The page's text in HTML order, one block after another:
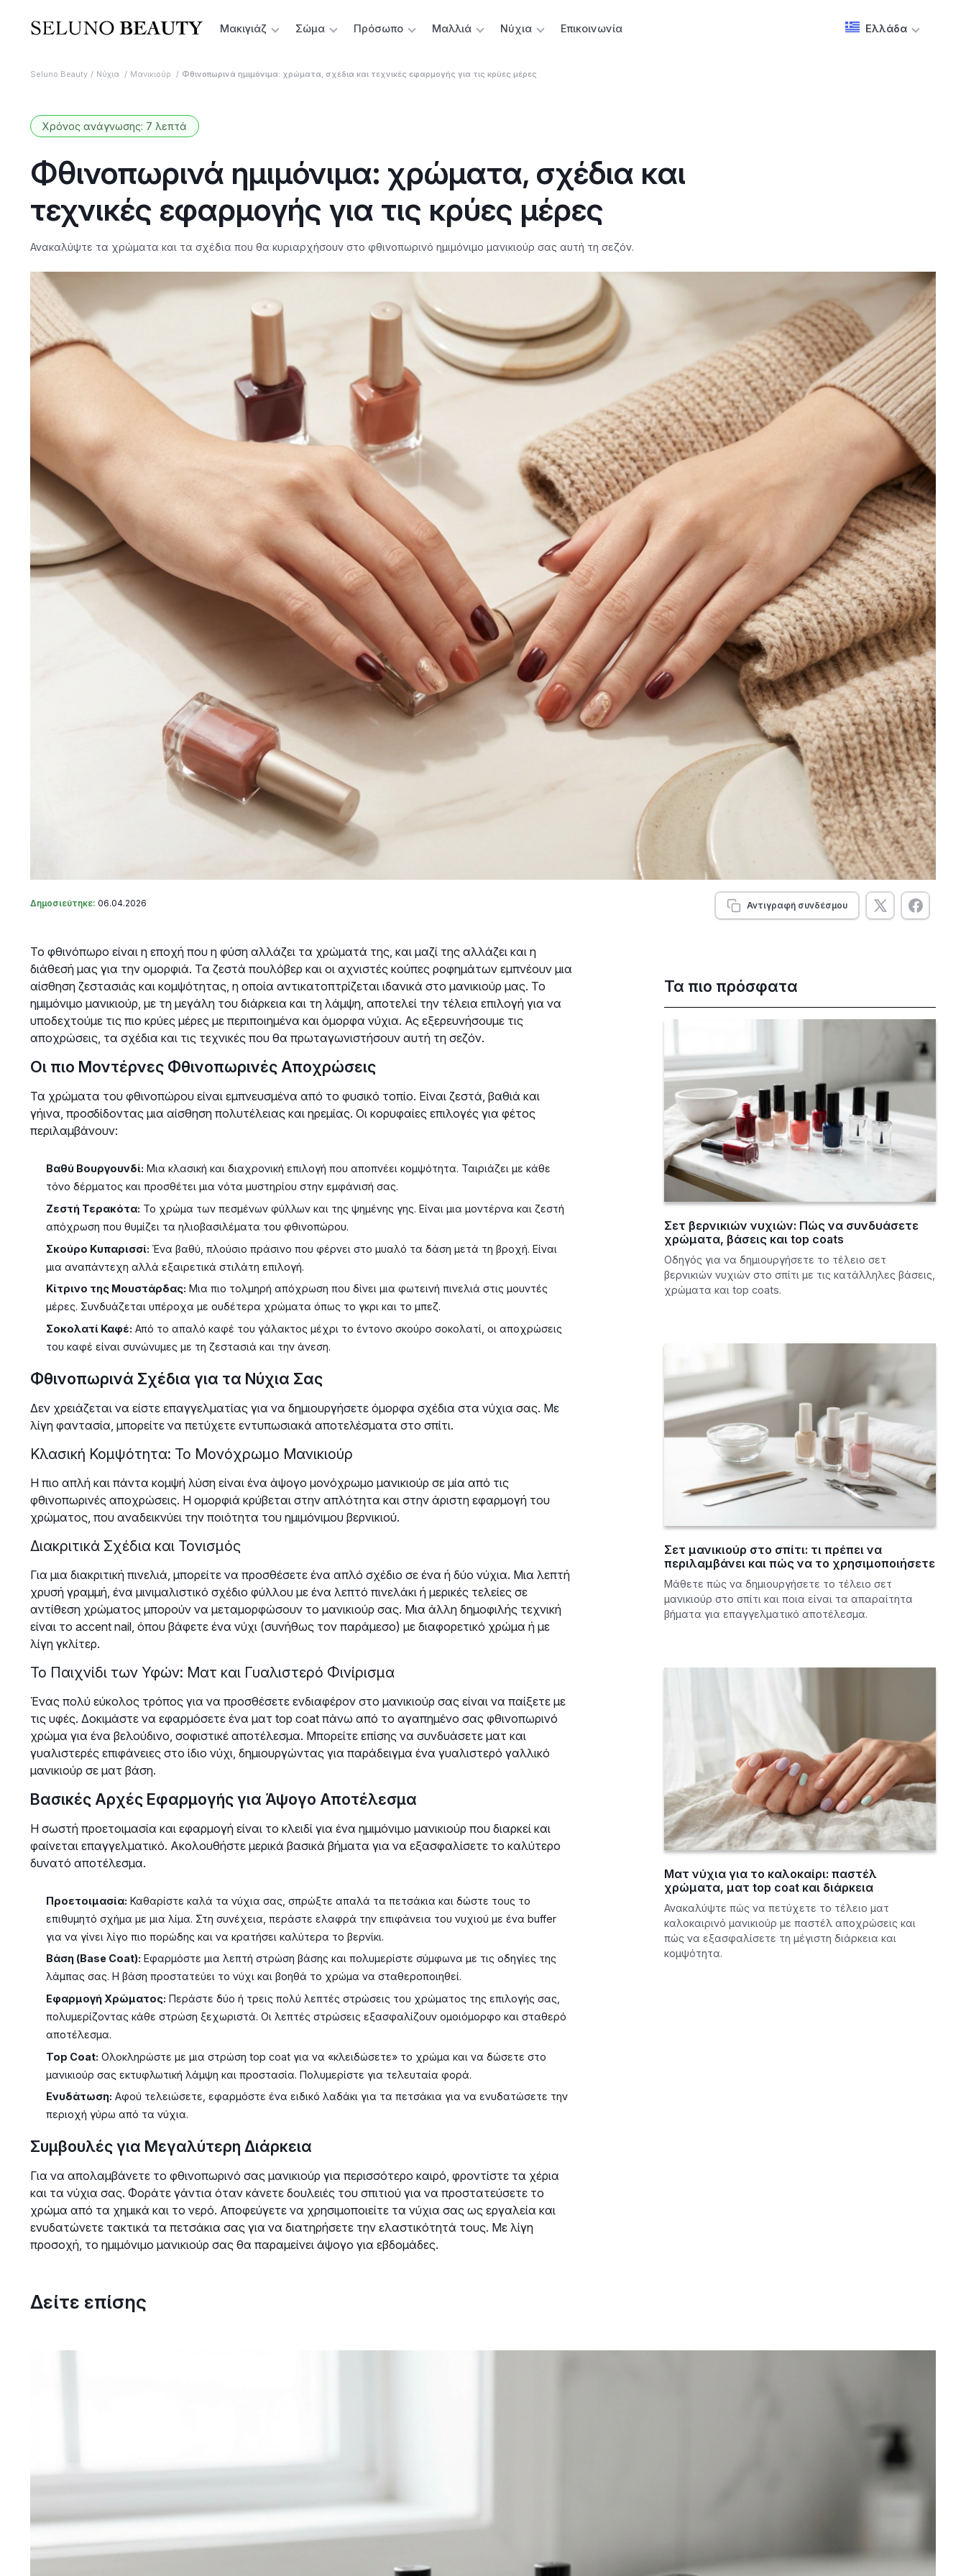
Μακιγιάζ Σώμα Πρόσωπο Μαλλιά Νύχια Επικοινωνία Ελλάδα
Seluno Beauty Νύχια Μανικιούρ Φθινοπωρινά ημιμόνιμα: χρώματα, σχέδια και τεχνικές εφαρμογής για τις κρύες μέρες
Χρόνος ανάγνωσης: 7 λεπτά
Φθινοπωρινά ημιμόνιμα: χρώματα, σχέδια και
τεχνικές εφαρμογής για τις κρύες μέρες
Ανακαλύψτε τα χρώματα και τα σχέδια που θα κυριαρχήσουν στο φθινοπωρινό ημιμόνιμο μανικιούρ σας αυτή τη σεζόν.
Δημοσιεύτηκε: 06.04.2026 Αντιγραφή συνδέσμου
Το φθινόπωρο είναι η εποχή που η φύση αλλάζει τα χρώματά της, και μαζί της αλλάζει και η
διάθεσή μας για την ομορφιά. Τα ζεστά πουλόβερ και οι αχνιστές κούπες ροφημάτων εμπνέουν μια
αίσθηση ζεστασιάς και κομψότητας, η οποία αντικατοπτρίζεται ιδανικά στο μανικιούρ μας. Το
ημιμόνιμο μανικιούρ, με τη μεγάλη του διάρκεια και τη λάμψη, αποτελεί την τέλεια επιλογή για να
υποδεχτούμε τις πιο κρύες μέρες με περιποιημένα και όμορφα νύχια. Ας εξερευνήσουμε τις
αποχρώσεις, τα σχέδια και τις τεχνικές που θα πρωταγωνιστήσουν αυτή τη σεζόν.
Οι πιο Μοντέρνες Φθινοπωρινές Αποχρώσεις
Τα χρώματα του φθινοπώρου είναι εμπνευσμένα από το φυσικό τοπίο. Είναι ζεστά, βαθιά και
γήινα, προσδίδοντας μια αίσθηση πολυτέλειας και ηρεμίας. Οι κορυφαίες επιλογές για φέτος
περιλαμβάνουν:
Βαθύ Βουργουνδί: Μια κλασική και διαχρονική επιλογή που αποπνέει κομψότητα. Ταιριάζει με κάθε
τόνο δέρματος και προσθέτει μια νότα μυστηρίου στην εμφάνισή σας.
Ζεστή Τερακότα: Το χρώμα των πεσμένων φύλλων και της ψημένης γης. Είναι μια μοντέρνα και ζεστή
απόχρωση που θυμίζει τα ηλιοβασιλέματα του φθινοπώρου.
Σκούρο Κυπαρισσί: Ένα βαθύ, πλούσιο πράσινο που φέρνει στο μυαλό τα δάση μετά τη βροχή. Είναι
μια αναπάντεχη αλλά εξαιρετικά στιλάτη επιλογή.
Κίτρινο της Μουστάρδας: Μια πιο τολμηρή απόχρωση που δίνει μια φωτεινή πινελιά στις μουντές
μέρες. Συνδυάζεται υπέροχα με ουδέτερα χρώματα όπως το γκρι και το μπεζ.
Σοκολατί Καφέ: Από το απαλό καφέ του γάλακτος μέχρι το έντονο σκούρο σοκολατί, οι αποχρώσεις
του καφέ είναι συνώνυμες με τη ζεστασιά και την άνεση.
Φθινοπωρινά Σχέδια για τα Νύχια Σας
Δεν χρειάζεται να είστε επαγγελματίας για να δημιουργήσετε όμορφα σχέδια στα νύχια σας. Με
λίγη φαντασία, μπορείτε να πετύχετε εντυπωσιακά αποτελέσματα στο σπίτι.
Κλασική Κομψότητα: Το Μονόχρωμο Μανικιούρ
Η πιο απλή και πάντα κομψή λύση είναι ένα άψογο μονόχρωμο μανικιούρ σε μία από τις
φθινοπωρινές αποχρώσεις. Η ομορφιά κρύβεται στην απλότητα και στην άριστη εφαρμογή του
χρώματος, που αναδεικνύει την ποιότητα του ημιμόνιμου βερνικιού.
Διακριτικά Σχέδια και Τονισμός
Για μια διακριτική πινελιά, μπορείτε να προσθέσετε ένα απλό σχέδιο σε ένα ή δύο νύχια. Μια λεπτή
χρυσή γραμμή, ένα μινιμαλιστικό σχέδιο φύλλου με ένα λεπτό πινελάκι ή μερικές τελείες σε
αντίθεση χρώματος μπορούν να μεταμορφώσουν το μανικιούρ σας. Μια άλλη δημοφιλής τεχνική
είναι το accent nail, όπου βάφετε ένα νύχι (συνήθως τον παράμεσο) με διαφορετικό χρώμα ή με
λίγη γκλίτερ.
Το Παιχνίδι των Υφών: Ματ και Γυαλιστερό Φινίρισμα
Ένας πολύ εύκολος τρόπος για να προσθέσετε ενδιαφέρον στο μανικιούρ σας είναι να παίξετε με
τις υφές. Δοκιμάστε να εφαρμόσετε ένα ματ top coat πάνω από το αγαπημένο σας φθινοπωρινό
χρώμα για ένα βελούδινο, σοφιστικέ αποτέλεσμα. Μπορείτε επίσης να συνδυάσετε ματ και
γυαλιστερές επιφάνειες στο ίδιο νύχι, δημιουργώντας για παράδειγμα ένα γυαλιστερό γαλλικό
μανικιούρ σε ματ βάση.
Βασικές Αρχές Εφαρμογής για Άψογο Αποτέλεσμα
Η σωστή προετοιμασία και εφαρμογή είναι το κλειδί για ένα ημιμόνιμο μανικιούρ που διαρκεί και
φαίνεται επαγγελματικό. Ακολουθήστε μερικά βασικά βήματα για να εξασφαλίσετε το καλύτερο
δυνατό αποτέλεσμα.
Προετοιμασία: Καθαρίστε καλά τα νύχια σας, σπρώξτε απαλά τα πετσάκια και δώστε τους το
επιθυμητό σχήμα με μια λίμα. Στη συνέχεια, περάστε ελαφρά την επιφάνεια του νυχιού με ένα buffer
για να γίνει λίγο πιο πορώδης και να κρατήσει καλύτερα το βερνίκι.
Βάση (Base Coat): Εφαρμόστε μια λεπτή στρώση βάσης και πολυμερίστε σύμφωνα με τις οδηγίες της
λάμπας σας. Η βάση προστατεύει το νύχι και βοηθά το χρώμα να σταθεροποιηθεί.
Εφαρμογή Χρώματος: Περάστε δύο ή τρεις πολύ λεπτές στρώσεις του χρώματος της επιλογής σας,
πολυμερίζοντας κάθε στρώση ξεχωριστά. Οι λεπτές στρώσεις εξασφαλίζουν ομοιόμορφο και σταθερό
αποτέλεσμα.
Top Coat: Ολοκληρώστε με μια στρώση top coat για να «κλειδώσετε» το χρώμα και να δώσετε στο
μανικιούρ σας εκτυφλωτική λάμψη και προστασία. Πολυμερίστε για τελευταία φορά.
Ενυδάτωση: Αφού τελειώσετε, εφαρμόστε ένα ειδικό λαδάκι για τα πετσάκια για να ενυδατώσετε την
περιοχή γύρω από τα νύχια.
Συμβουλές για Μεγαλύτερη Διάρκεια
Για να απολαμβάνετε το φθινοπωρινό σας μανικιούρ για περισσότερο καιρό, φροντίστε τα χέρια
και τα νύχια σας. Φοράτε γάντια όταν κάνετε δουλειές του σπιτιού για να προστατεύσετε το
χρώμα από τα χημικά και το νερό. Αποφεύγετε να χρησιμοποιείτε τα νύχια σας ως εργαλεία και
ενυδατώνετε τακτικά τα πετσάκια σας για να διατηρήσετε την ελαστικότητά τους. Με λίγη
προσοχή, το ημιμόνιμο μανικιούρ σας θα παραμείνει άψογο για εβδομάδες.
Τα πιο πρόσφατα
Σετ βερνικιών νυχιών: Πώς να συνδυάσετε
χρώματα, βάσεις και top coats
Οδηγός για να δημιουργήσετε το τέλειο σετ
βερνικιών νυχιών στο σπίτι με τις κατάλληλες βάσεις,
χρώματα και top coats.
Σετ μανικιούρ στο σπίτι: τι πρέπει να
περιλαμβάνει και πώς να το χρησιμοποιήσετε
Μάθετε πώς να δημιουργήσετε το τέλειο σετ
μανικιούρ στο σπίτι και ποια είναι τα απαραίτητα
βήματα για επαγγελματικό αποτέλεσμα.
Ματ νύχια για το καλοκαίρι: παστέλ
χρώματα, ματ top coat και διάρκεια
Ανακαλύψτε πώς να πετύχετε το τέλειο ματ
καλοκαιρινό μανικιούρ με παστέλ αποχρώσεις και
πώς να εξασφαλίσετε τη μέγιστη διάρκεια και
κομψότητα.
Δείτε επίσης